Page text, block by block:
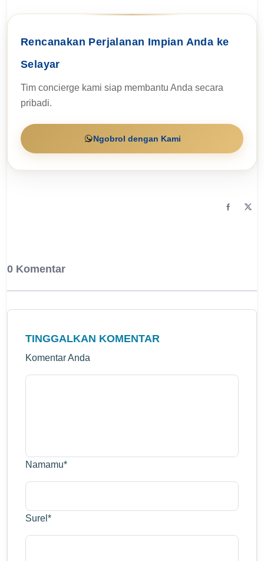
Rencanakan Perjalanan Impian Anda ke
Selayar
Tim concierge kami siap membantu Anda secara
pribadi.
Ngobrol dengan Kami
0 Komentar
TINGGALKAN KOMENTAR
Komentar Anda
Namamu*
Surel *